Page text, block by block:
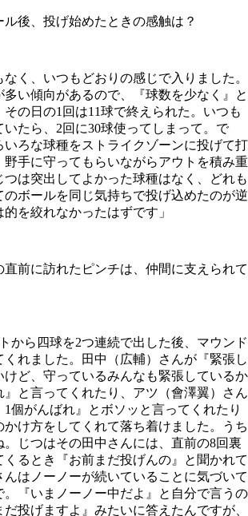
後、投げ始めたときの感触は？
なく、いつもどおりの感じで入りました。
い傾向があるので、『球数を少なく』と
の日の1回は11球で終えられた。いつも
いたら、2回に30球使ってしまって。で
いろな球種をストライクゾーンに投げて打
野手に守ってもらいながらアウトを積み重
つは突出してよかった球種はなく、どれも
のボールを同じ気持ちで投げ込めたのが逆
を絞れなかったはずです」
直前に訪れたピンチは、仲間に支えられて
から四球を2つ連続で出した後、マウンド
くれました。田中（広輔）さんが『緊張し
けど、守っているみんなも緊張しているか
』と言ってくれたり、アツ（會澤翼）さん
個がんばれ』とボソッと言ってくれたり
かけ方をしてくれて落ち着けました。うち
。じつはその田中さんには、直前の8回裏
くるとき『お前まだ投げんの』と聞かれて
んはノーノーが続いていることに気づいて
。『いまノーノー中だよ』と自分で言うの
投げますよ』みたいに答えたんですが、